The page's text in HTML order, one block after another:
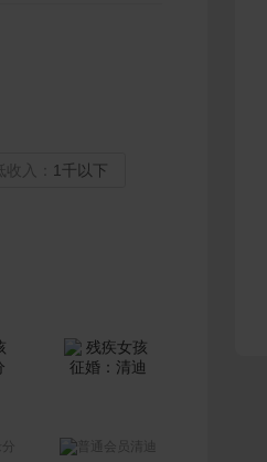
收入： 1千以下
清迪